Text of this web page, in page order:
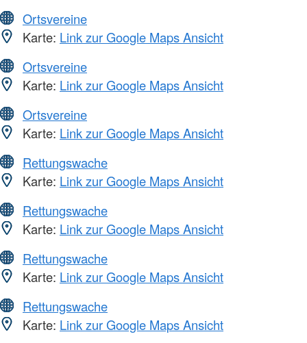
Ortsvereine
Karte: Link zur Google Maps Ansicht
Ortsvereine
Karte: Link zur Google Maps Ansicht
Ortsvereine
Karte: Link zur Google Maps Ansicht
Rettungswache
Karte: Link zur Google Maps Ansicht
Rettungswache
Karte: Link zur Google Maps Ansicht
Rettungswache
Karte: Link zur Google Maps Ansicht
Rettungswache
Karte: Link zur Google Maps Ansicht